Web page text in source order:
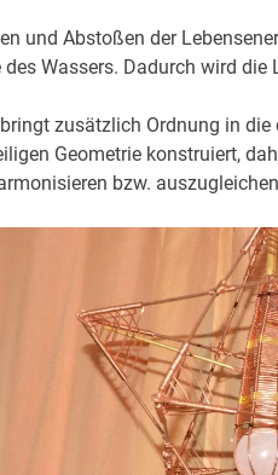
und Abstoßen der
Wassers. Dadurch wird die
zusätzlich Ordnung in
Geometrie konstruiert,
bzw.